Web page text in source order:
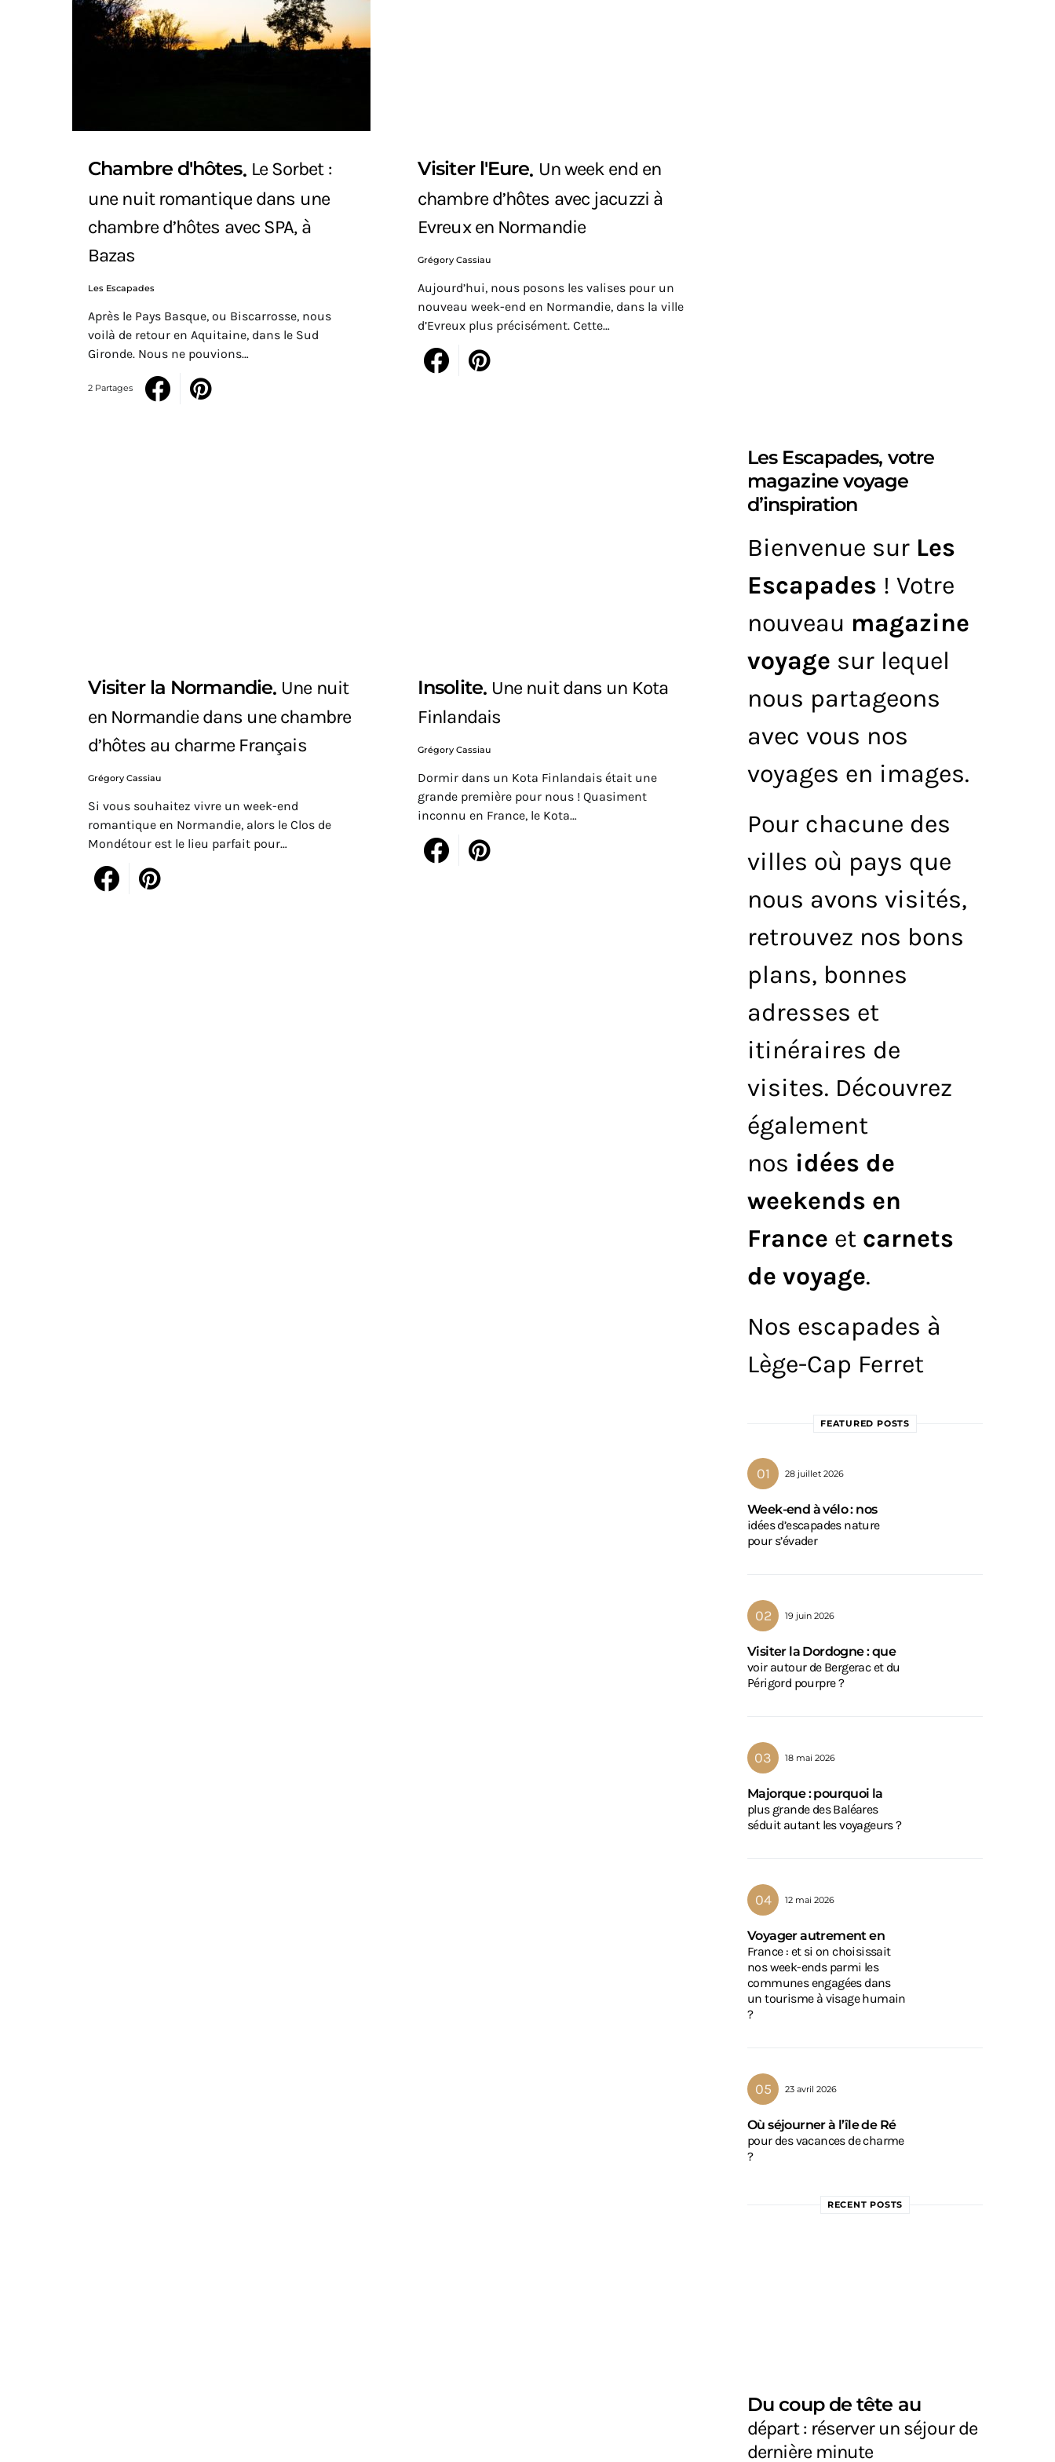
Chambre d'hôtes Le Sorbet :
une nuit romantique dans une
chambre d’hôtes avec SPA, à
Bazas
Les Escapades
Après le Pays Basque, ou Biscarrosse, nous
voilà de retour en Aquitaine, dans le Sud
Gironde. Nous ne pouvions…
2 Partages
Visiter l'Eure Un week end en
chambre d’hôtes avec jacuzzi à
Evreux en Normandie
Grégory Cassiau
Aujourd’hui, nous posons les valises pour un
nouveau week-end en Normandie, dans la ville
d’Evreux plus précisément. Cette…
Visiter la Normandie Une nuit
en Normandie dans une chambre
d’hôtes au charme Français
Grégory Cassiau
Si vous souhaitez vivre un week-end
romantique en Normandie, alors le Clos de
Mondétour est le lieu parfait pour…
Insolite Une nuit dans un Kota
Finlandais
Grégory Cassiau
Dormir dans un Kota Finlandais était une
grande première pour nous ! Quasiment
inconnu en France, le Kota…
Les Escapades, votre
magazine voyage
d’inspiration
Bienvenue sur Les
Escapades ! Votre
nouveau magazine
voyage sur lequel
nous partageons
avec vous nos
voyages en images.
Pour chacune des
villes où pays que
nous avons visités,
retrouvez nos bons
plans, bonnes
adresses et
itinéraires de
visites. Découvrez
également
nos idées de
weekends en
France et carnets
de voyage.
Nos escapades à
Lège-Cap Ferret
FEATURED POSTS
28 juillet 2026
Week-end à vélo : nos
idées d’escapades nature
pour s’évader
19 juin 2026
Visiter la Dordogne : que
voir autour de Bergerac et du
Périgord pourpre ?
18 mai 2026
Majorque : pourquoi la
plus grande des Baléares
séduit autant les voyageurs ?
12 mai 2026
Voyager autrement en
France : et si on choisissait
nos week-ends parmi les
communes engagées dans
un tourisme à visage humain
?
23 avril 2026
Où séjourner à l’île de Ré
pour des vacances de charme
?
RECENT POSTS
Du coup de tête au
départ : réserver un séjour de
dernière minute